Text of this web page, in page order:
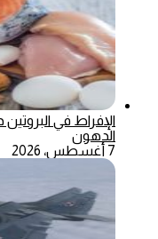
الإفراط في
الدهون
7 أغسطس، 2026